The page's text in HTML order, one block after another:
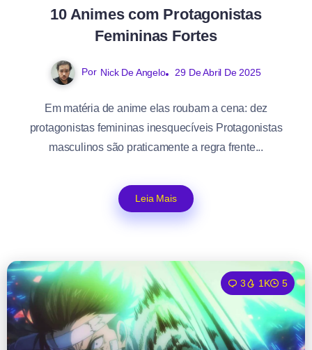
10 Animes com Protagonistas
Femininas Fortes
Por Nick De Angelo 29 De Abril De 2025
Em matéria de anime elas roubam a cena: dez
protagonistas femininas inesquecíveis Protagonistas
masculinos são praticamente a regra frente...
Leia Mais
3 1K 5